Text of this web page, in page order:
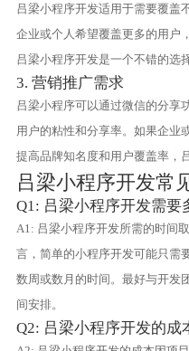
吕梁小程序开发适用于需要覆盖
企业或个人希望覆盖更多的用户
吕梁小程序开发是一个不错的选择
3. 营销推广需求
吕梁小程序可以通过微信的分享
用户的粘性和分享率。如果企业
提高品牌知名度和用户覆盖率，
吕梁小程序开发常
Q1: 吕梁小程序开发需要
A1: 吕梁小程序开发所需的时间
言，简单的小程序开发可能只需
数周或数月的时间。最好与开发
间安排。
Q2: 吕梁小程序开发的成